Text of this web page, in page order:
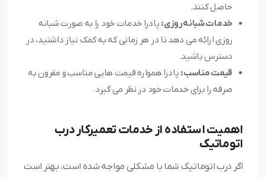
حاصل کنند.
خدمات شبانه روزی: پادرا خدمات خود را به صورت شبانه
روزی ارائه می دهد تا در هر زمانی که به کمک نیاز داشتید، در
دسترس باشید.
قیمت مناسب: پادرا همواره قیمت هایی مناسب و مقرون به
صرفه را برای خدمات خود در نظر می گیرد.
اهمیت استفاده از خدمات تعمیرکار درب
اتوماتیک
اگر درب اتوماتیک شما با مشکلی مواجه شده است، بهتر است